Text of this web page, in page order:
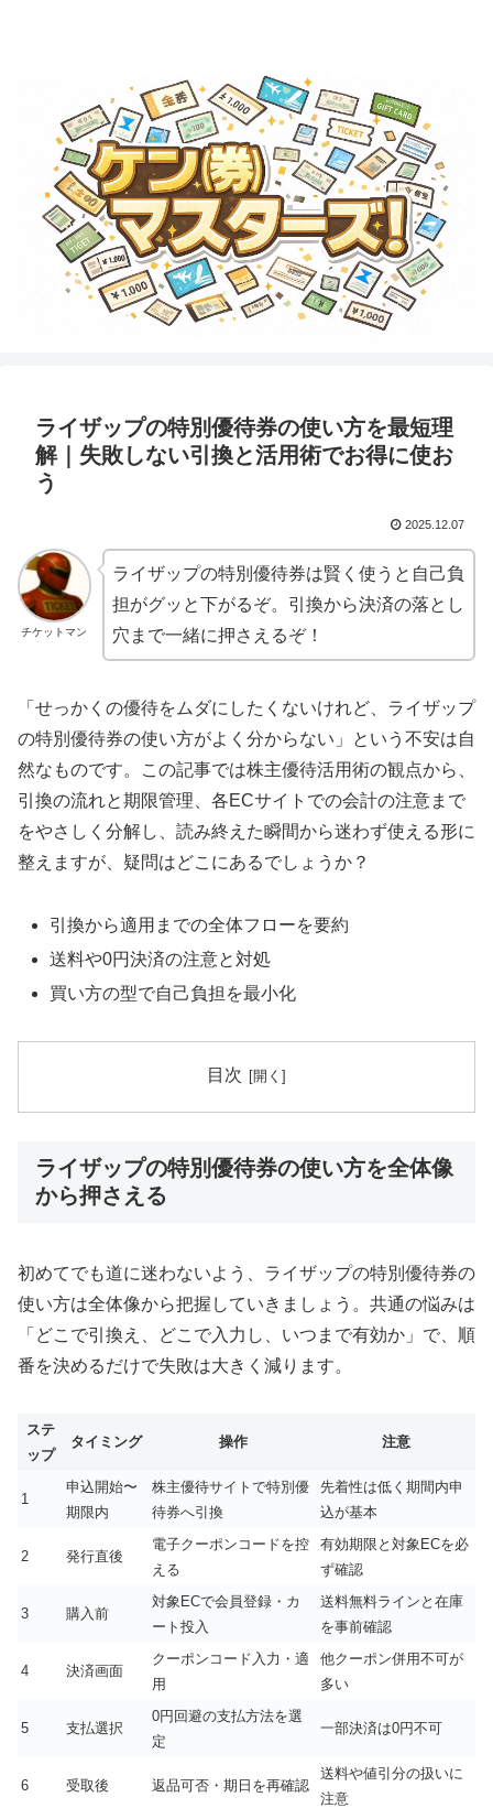
ライザップの特別優待券の使い方を最短理
解｜失敗しない引換と活用術でお得に使お
う
2025.12.07
チケットマン
ライザップの特別優待券は賢く使うと自己負
担がグッと下がるぞ。引換から決済の落とし
穴まで一緒に押さえるぞ！
「せっかくの優待をムダにしたくないけれど、ライザップ
の特別優待券の使い方がよく分からない」という不安は自
然なものです。この記事では株主優待活用術の観点から、
引換の流れと期限管理、各ECサイトでの会計の注意まで
をやさしく分解し、読み終えた瞬間から迷わず使える形に
整えますが、疑問はどこにあるでしょうか？
引換から適用までの全体フローを要約
送料や0円決済の注意と対処
買い方の型で自己負担を最小化
目次
ライザップの特別優待券の使い方を全体像
から押さえる
初めてでも道に迷わないよう、ライザップの特別優待券の
使い方は全体像から把握していきましょう。共通の悩みは
「どこで引換え、どこで入力し、いつまで有効か」で、順
番を決めるだけで失敗は大きく減ります。
ステ
ップ
タイミング 操作 注意
1
申込開始〜
期限内
株主優待サイトで特別優
待券へ引換
先着性は低く期間内申
込が基本
2 発行直後
電子クーポンコードを控
える
有効期限と対象ECを必
ず確認
3 購入前
対象ECで会員登録・カ
ート投入
送料無料ラインと在庫
を事前確認
4 決済画面
クーポンコード入力・適
用
他クーポン併用不可が
多い
5 支払選択
0円回避の支払方法を選
定
一部決済は0円不可
6 受取後 返品可否・期日を再確認
送料や値引分の扱いに
注意